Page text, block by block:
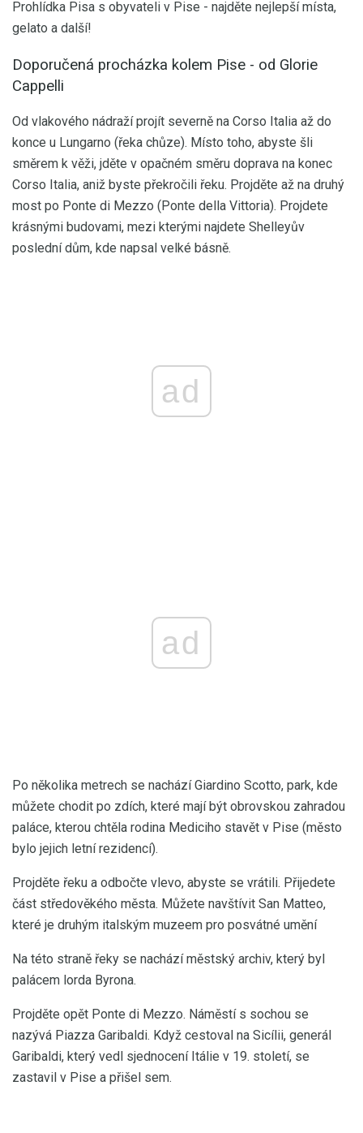
Prohlídka Pisa s obyvateli v Pise - najděte nejlepší místa,
gelato a další!
Doporučená procházka kolem Pise - od Glorie
Cappelli
Od vlakového nádraží projít severně na Corso Italia až do
konce u Lungarno (řeka chůze). Místo toho, abyste šli
směrem k věži, jděte v opačném směru doprava na konec
Corso Italia, aniž byste překročili řeku. Projděte až na druhý
most po Ponte di Mezzo (Ponte della Vittoria). Projdete
krásnými budovami, mezi kterými najdete Shelleyův
poslední dům, kde napsal velké básně.
ad
ad
Po několika metrech se nachází Giardino Scotto, park, kde
můžete chodit po zdích, které mají být obrovskou zahradou
paláce, kterou chtěla rodina Mediciho ​​stavět v Pise (město
bylo jejich letní rezidencí).
Projděte řeku a odbočte vlevo, abyste se vrátili. Přijedete
část středověkého města. Můžete navštívit San Matteo,
které je druhým italským muzeem pro posvátné umění
Na této straně řeky se nachází městský archiv, který byl
palácem lorda Byrona.
Projděte opět Ponte di Mezzo. Náměstí s sochou se
nazývá Piazza Garibaldi. Když cestoval na Sicílii, generál
Garibaldi, který vedl sjednocení Itálie v 19. století, se
zastavil v Pise a přišel sem.